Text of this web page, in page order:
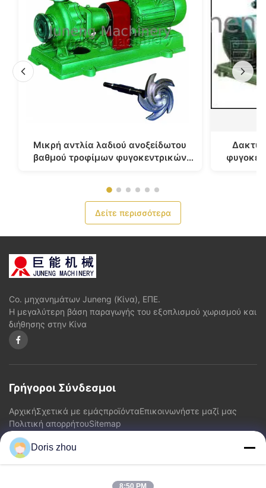
Μικρή αντλία λαδιού ανοξείδωτου
βαθμού τροφίμων φυγοκεντρικών
Δείτε περισσότερα
Co. μηχανημάτων Juneng (Κίνα), ΕΠΕ.
Η μεγαλύτερη βάση παραγωγής του εξοπλισμού χωρισμού και
διήθησης στην Κίνα
Γρήγοροι Σύνδεσμοι
ΑρχικήΣχετικά με εμάςπροϊόνταΕπικοινωνήστε μαζί μας
Πολιτική απορρήτουSitemap
Επικοινωνήστε μαζί μας
Doris zhou
8:50 PM